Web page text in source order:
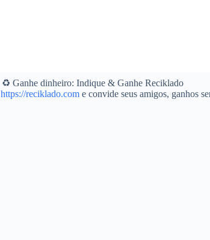
♻️ Ganhe dinheiro: Indique & Ganhe Reciklado
https://reciklado.come convide seus amigos, ganhos